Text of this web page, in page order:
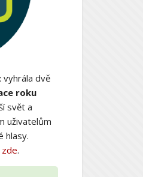
vyhrála dvě
roku
svět a
uživatelům
hlasy.
zde.